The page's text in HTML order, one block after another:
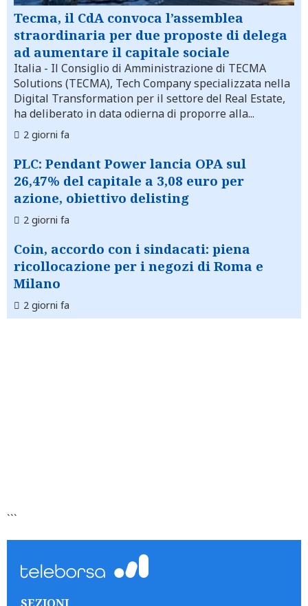
Tecma, il CdA convoca l’assemblea
straordinaria per due proposte di delega
ad aumentare il capitale sociale
Italia - Il Consiglio di Amministrazione di TECMA
Solutions (TECMA), Tech Company specializzata nella
Digital Transformation per il settore del Real Estate,
ha deliberato in data odierna di proporre alla...
2 giorni fa
PLC: Pendant Power lancia OPA sul
26,47% del capitale a 3,08 euro per
azione, obiettivo delisting
2 giorni fa
Coin, accordo con i sindacati: piena
ricollocazione per i negozi di Roma e
Milano
2 giorni fa
```